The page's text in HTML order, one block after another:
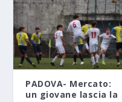
PADOVA- Mercato:
un giovane lascia la